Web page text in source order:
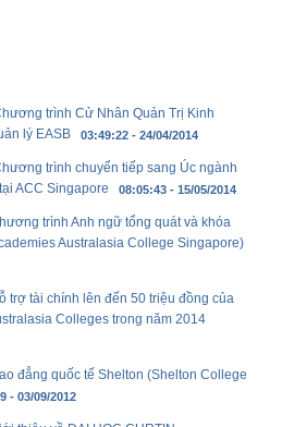
trình Cử Nhân Quản Trị Kinh
lý EASB 03:49:22 - 24/04/2014
trình chuyển tiếp sang Úc ngành
ACC Singapore 08:05:43 - 15/05/2014
trình Anh ngữ tổng quát và khóa
Australasia College Singapore)
trợ tài chính lên đến 50 triệu đồng của
Colleges trong năm 2014
đẳng quốc tế Shelton (Shelton College
- 03/09/2012